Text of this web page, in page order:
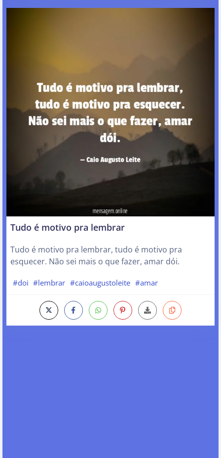
Tudo é motivo pra lembrar
Tudo é motivo pra lembrar, tudo é motivo pra
esquecer. Não sei mais o que fazer, amar dói.
#doi #lembrar #caioaugustoleite #amar